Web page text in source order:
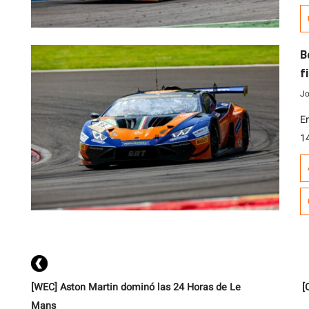
[WEC] Aston Martin dominó las 24 Horas de Le
Mans